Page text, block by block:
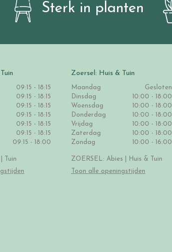
Sterk in planten
09:15 - 18:15
09:15 - 18:15
09:15 - 18:15
09:15 - 18:15
09:15 - 18:15
09:15 - 18:15
09:15 - 18:00
Tuin
Zoersel: Huis & Tuin
Maandag
Gesloten
Dinsdag
10:00 - 18:00
Woensdag
10:00 - 18:00
Donderdag
10:00 - 18:00
Vrijdag
10:00 - 18:00
Zaterdag
10:00 - 18:00
Zondag
10:00 - 16:00
ZOERSEL: Abies | Huis & Tuin
Toon alle openingstijden